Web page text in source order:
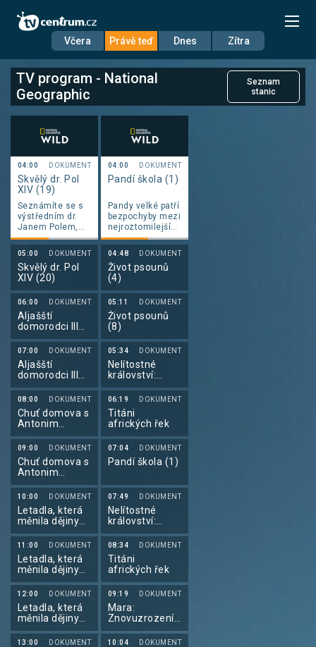
Včera Právě teď Dnes Zítra
Datum Neděle 9.8.
Nastavení stanic
TV program - National
Geographic
Seznam
stanic
04:00 DOKUMENT
Skvělý dr. Pol
XIV (19)
Seznámíte se s
výstředním dr.
Janem Polem,
jenž s
manželkou
provozuje
prosperující
veterinární
kliniku v
zemědělské
oblasti středního
Michiganu
05:00 DOKUMENT
Skvělý dr. Pol
XIV (20)
06:00 DOKUMENT
Aljašští
domorodci III
(13)
07:00 DOKUMENT
Aljašští
domorodci III
(14)
08:00 DOKUMENT
Chuť domova s
Antonim
Porowskim (5)
09:00 DOKUMENT
Chuť domova s
Antonim
Porowskim (6)
10:00 DOKUMENT
Letadla, která
měnila dějiny
(1)
11:00 DOKUMENT
Letadla, která
měnila dějiny
(2)
12:00 DOKUMENT
Letadla, která
měnila dějiny
(3)
13:00 DOKUMENT
04:00 DOKUMENT
Pandí škola (1)
Pandy velké patří
bezpochyby mezi
nejroztomilejší
medvědy na
světě.
Nemotorné a
hravé „chlupaté
koule“ milující
bambus jsou
jedněmi z
nejznámějších a
nejoblíbenějších
medvědů, jejichž
příběhy ale
zdaleka nejsou
jen černobílé. V
mlžných horách
S’-čchuan se
záchranné
centrum, které
se věnuje
výhradně
pandám. Právě
tady se mláďata
– šplhat po
stromech, udržet
rovnováhu,
kutálet se i
správně jíst
bambus. Cesta k
úspěchu však
není jednoduchá.
Vyžaduje čas,
trpělivost a
spoustu pokusů
a omylů. A stejně
jako děti, i pandí
každé svým
04:48 DOKUMENT
Život psounů
(4)
05:11 DOKUMENT
Život psounů
(8)
05:34 DOKUMENT
Nelítostné
království:
Souboj klanů II
(2)
06:19 DOKUMENT
Titáni
afrických řek
07:04 DOKUMENT
Pandí škola (1)
07:49 DOKUMENT
Nelítostné
království:
Souboj klanů II
(2)
08:34 DOKUMENT
Titáni
afrických řek
09:19 DOKUMENT
Mara:
Znovuzrození
(2)
10:04 DOKUMENT